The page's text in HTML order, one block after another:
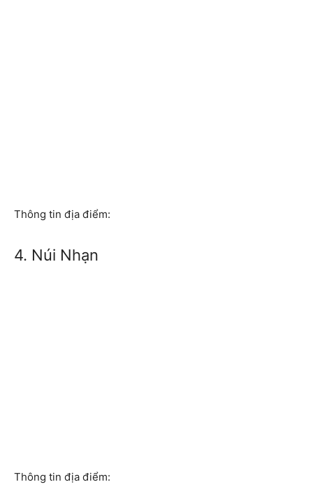
Thông tin địa điểm:
4. Núi Nhạn
Thông tin địa điểm: